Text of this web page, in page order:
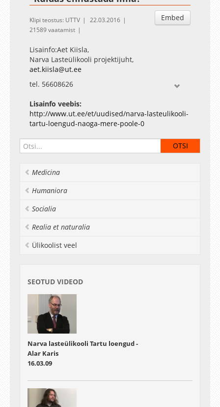
Embed
Klipi teostus: UTTV
22.03.2016
21589 vaatamist
Lisainfo:Aet Kiisla,
Narva Lasteülikooli projektijuht,
aet.kiisla@ut.ee
tel. 56608626
http://www.facebook.com/lasteylikool
Lisainfo veebis:
http://www.ut.ee/et/uudised/narva-lasteulikooli-
tartu-loengud-naoga-mere-poole-0
Medicina
Humaniora
Socialia
Realia et naturalia
Ülikoolist veel
SEOTUD VIDEOD
Narva lasteülikooli Tartu loengud -
Alar Karis
16.03.09